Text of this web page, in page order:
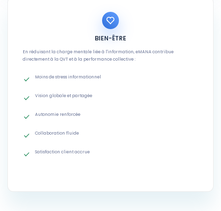
BIEN-ÊTRE
En réduisant la charge mentale liée à l'information, eMANA contribue
directement à la QVT et à la performance collective :
Moins de stress informationnel
Vision globale et partagée
Autonomie renforcée
Collaboration fluide
Satisfaction client accrue